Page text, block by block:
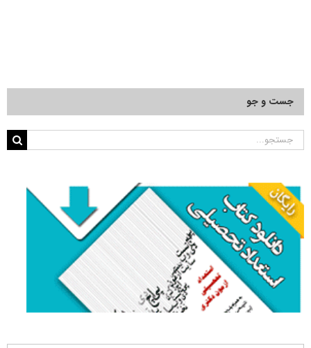
جست و جو
جستجو